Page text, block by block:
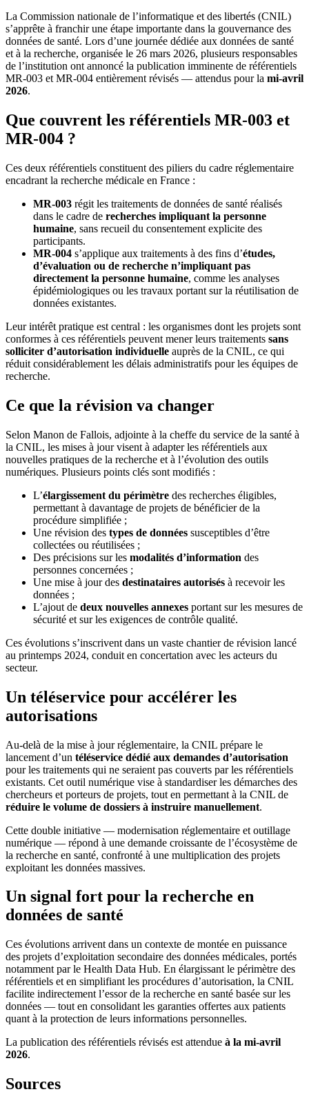
La Commission nationale de l’informatique et des libertés (CNIL)
s’apprête à franchir une étape importante dans la gouvernance des
données de santé. Lors d’une journée dédiée aux données de santé
et à la recherche, organisée le 26 mars 2026, plusieurs responsables
de l’institution ont annoncé la publication imminente de référentiels
MR-003 et MR-004 entièrement révisés — attendus pour la mi-avril
2026.
Que couvrent les référentiels MR-003 et
MR-004 ?
Ces deux référentiels constituent des piliers du cadre réglementaire
encadrant la recherche médicale en France :
MR-003 régit les traitements de données de santé réalisés
dans le cadre de recherches impliquant la personne
humaine, sans recueil du consentement explicite des
participants.
MR-004 s’applique aux traitements à des fins d’études,
d’évaluation ou de recherche n’impliquant pas
directement la personne humaine, comme les analyses
épidémiologiques ou les travaux portant sur la réutilisation de
données existantes.
Leur intérêt pratique est central : les organismes dont les projets sont
conformes à ces référentiels peuvent mener leurs traitements sans
solliciter d’autorisation individuelle auprès de la CNIL, ce qui
réduit considérablement les délais administratifs pour les équipes de
recherche.
Ce que la révision va changer
Selon Manon de Fallois, adjointe à la cheffe du service de la santé à
la CNIL, les mises à jour visent à adapter les référentiels aux
nouvelles pratiques de la recherche et à l’évolution des outils
numériques. Plusieurs points clés sont modifiés :
L’élargissement du périmètre des recherches éligibles,
permettant à davantage de projets de bénéficier de la
procédure simplifiée ;
Une révision des types de données susceptibles d’être
collectées ou réutilisées ;
Des précisions sur les modalités d’information des
personnes concernées ;
Une mise à jour des destinataires autorisés à recevoir les
données ;
L’ajout de deux nouvelles annexes portant sur les mesures de
sécurité et sur les exigences de contrôle qualité.
Ces évolutions s’inscrivent dans un vaste chantier de révision lancé
au printemps 2024, conduit en concertation avec les acteurs du
secteur.
Un téléservice pour accélérer les
autorisations
Au-delà de la mise à jour réglementaire, la CNIL prépare le
lancement d’un téléservice dédié aux demandes d’autorisation
pour les traitements qui ne seraient pas couverts par les référentiels
existants. Cet outil numérique vise à standardiser les démarches des
chercheurs et porteurs de projets, tout en permettant à la CNIL de
réduire le volume de dossiers à instruire manuellement.
Cette double initiative — modernisation réglementaire et outillage
numérique — répond à une demande croissante de l’écosystème de
la recherche en santé, confronté à une multiplication des projets
exploitant les données massives.
Un signal fort pour la recherche en
données de santé
Ces évolutions arrivent dans un contexte de montée en puissance
des projets d’exploitation secondaire des données médicales, portés
notamment par le Health Data Hub. En élargissant le périmètre des
référentiels et en simplifiant les procédures d’autorisation, la CNIL
facilite indirectement l’essor de la recherche en santé basée sur les
données — tout en consolidant les garanties offertes aux patients
quant à la protection de leurs informations personnelles.
La publication des référentiels révisés est attendue à la mi-avril
2026.
Sources